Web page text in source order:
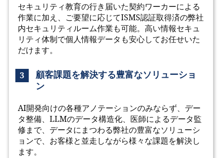
セキュリティ教育の行き届いた契約ワーカーによる
作業に加え、ご要望に応じてISMS認証取得済の弊社
内セキュリティルーム作業も可能。高い情報セキュ
リティ体制で個人情報データも安心してお任せいた
だけます。
3
顧客課題を解決する豊富なソリューショ
ン
AI開発向けの各種アノテーションのみならず、デー
タ整備、LLMのデータ構造化、医師によるデータ監
修まで、データにまつわる弊社の豊富なソリューシ
ョンで、お客様と並走しながら様々な課題を解決し
ます。